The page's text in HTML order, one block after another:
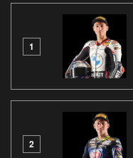
1
2